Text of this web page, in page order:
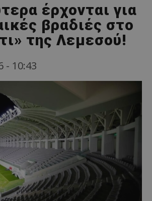
έρχονται για
βραδιές στο
της Λεμεσού!
- 10:43